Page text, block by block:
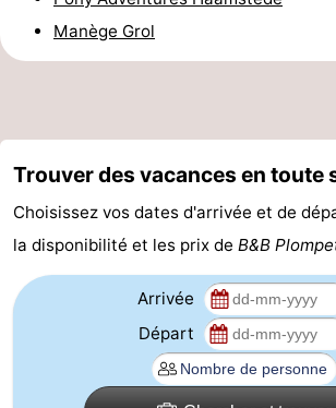
golf
être
villes
Visites
Piscines
-
du
Randonnée
Manège Grol
Trouver des vacances en toute
Choisissez vos dates d'arrivée et de
la disponibilité et les prix de B&B
Arrivée
Départ